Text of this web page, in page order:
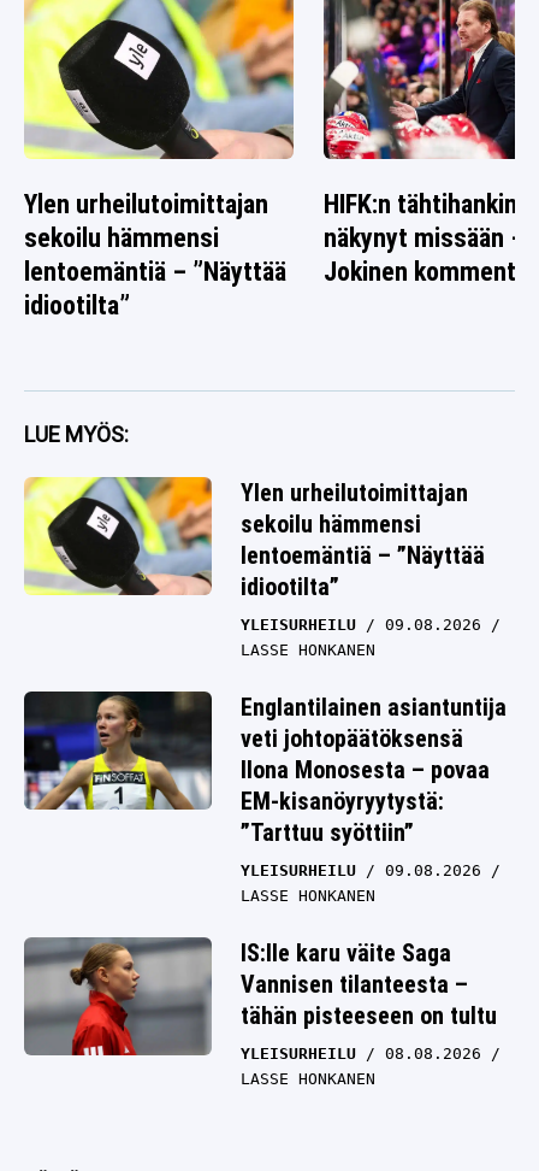
Ylen urheilutoimittajan
sekoilu hämmensi
lentoemäntiä – ”Näyttää
idiootilta”
HIFK:n
näkynyt missään –
Jokinen
LUE MYÖS:
Ylen urheilutoimittajan
sekoilu hämmensi
lentoemäntiä – ”Näyttää
idiootilta”
YLEISURHEILU
09.08.2026
LASSE HONKANEN
Englantilainen asiantuntija
veti johtopäätöksensä
Ilona Monosesta – povaa
EM-kisanöyryytystä:
”Tarttuu syöttiin”
YLEISURHEILU
09.08.2026
LASSE HONKANEN
IS:lle karu väite Saga
Vannisen tilanteesta –
tähän pisteeseen on tultu
YLEISURHEILU
08.08.2026
LASSE HONKANEN